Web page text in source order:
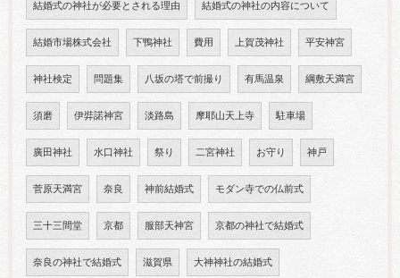
結婚式の神社が必要とされる理由 結婚式の神社の内容について
結婚市場株式会社 下鴨神社 費用 上賀茂神社 平安神宮
神社検定 問題集 八坂の塔で前撮り 有馬温泉 綱敷天満宮
須磨 伊弉諾神宮 淡路島 摩耶山天上寺 駐車場
廣田神社 水口神社 祭り 二宮神社 お守り 神戸
菅原天満宮 奈良 神前結婚式 モダン寺での仏前式
三十三間堂 京都 服部天神宮 京都の神社で結婚式
奈良の神社で結婚式 滋賀県 大神神社の結婚式